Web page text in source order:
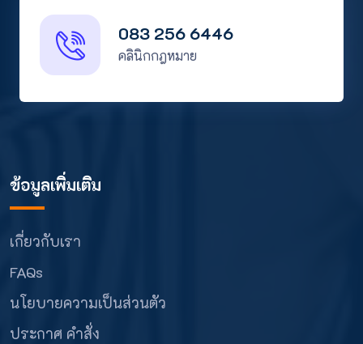
083 256 6446
คลินิกกฎหมาย
ข้อมูลเพิ่มเติม
เกี่ยวกับเรา
FAQs
นโยบายความเป็นส่วนตัว
ประกาศ คำสั่ง